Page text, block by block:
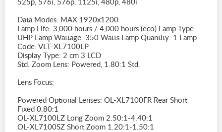
525p, 576i, 576p, 1125i, 480p, 480i
Data Modes: MAX 1920x1200
Lamp Life: 3,000 hours / 4,000 hours (eco) Lamp Type:
UHP Lamp Wattage: 350 Watts Lamp Quantity: 1 Lamp
Code: VLT-XL7100LP
Display Type: 2 cm 3 LCD
Std. Zoom Lens: Powered, 1.80:1 Std.
Lens Focus:
Powered Optional Lenses: OL-XL7100FR Rear Short
Fixed 0.80:1
OL-XL7100LZ Long Zoom 2.50:1-4.40:1
OL-XL7100SZ Short Zoom 1.20:1-1.50:1